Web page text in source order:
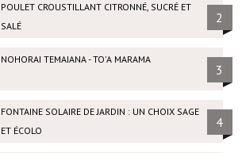
POULET CROUSTILLANT CITRONNÉ, SUCRÉ ET
SALÉ
2
NOHORAI TEMAIANA - TO'A MARAMA
3
FONTAINE SOLAIRE DE JARDIN : UN CHOIX SAGE
ET ÉCOLO
4